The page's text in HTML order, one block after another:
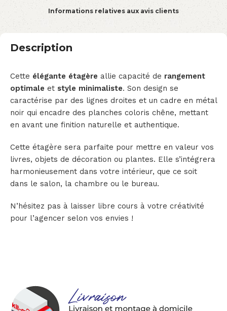
Informations relatives aux avis clients
Description
Cette élégante étagère allie capacité de rangement
optimale et style minimaliste. Son design se
caractérise par des lignes droites et un cadre en métal
noir qui encadre des planches coloris chêne, mettant
en avant une finition naturelle et authentique.
Cette étagère sera parfaite pour mettre en valeur vos
livres, objets de décoration ou plantes. Elle s’intégrera
harmonieusement dans votre intérieur, que ce soit
dans le salon, la chambre ou le bureau.
N’hésitez pas à laisser libre cours à votre créativité
pour l’agencer selon vos envies !